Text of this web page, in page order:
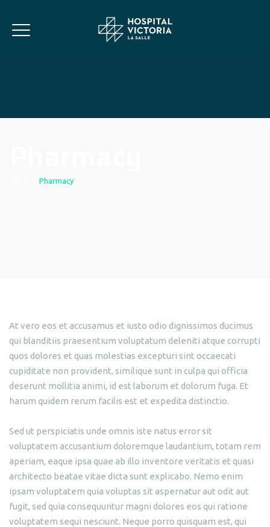
Pharmacy
At vero eos et accusamus et iusto odio dignissimos ducimus
qui blanditiis praesentium voluptatum deleniti atque corrupti
quos dolores et quas molestias excepturi sint occaecati
cupiditate non provident, similique sunt in culpa qui officia
deserunt mollitia animi, id est laborum et dolorum fuga. Et
harum quidem rerum facilis est et expedita distinctio.
Sed ut perspiciatis unde omnis iste natus error sit
voluptatem accusantium doloremque laudantium, totam rem
aperiam, eaque ipsa quae ab illo inventore veritatis et quasi
architecto beatae vitae dicta sunt explicabo. Nemo enim
ipsam voluptatem quia voluptas sit aspernatur aut odit aut
fugit, sed quia consequuntur magni dolores eos qui ratione
voluptatem sequi nesciunt. Neque porro quisquam est, qui